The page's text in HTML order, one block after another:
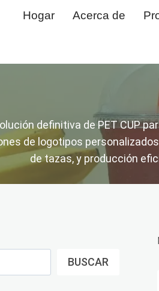
Hogar Acerca de
definitiva de PET CUP
de logotipos
de tazas, y producción
BUSCAR